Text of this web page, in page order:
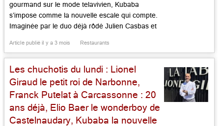
gourmand sur le mode telavivien, Kubaba
s’impose comme la nouvelle escale qui compte.
Imaginée par le duo déjà rôdé Julien Casbas et
le 2e et Jolia dans le 11e, cette troisième
adresse joue une partition plus […]...
Article publié il y a 3 mois Restaurants
Les chuchotis du lundi : Lionel
Giraud le petit roi de Narbonne,
Franck Putelat à Carcassonne : 20
ans déjà, Elio Baer le wonderboy de
Castelnaudary, Kubaba la nouvelle